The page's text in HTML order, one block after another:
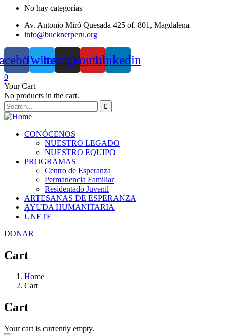
No hay categorías
Av. Antonio Miró Quesada 425 of. 801, Magdalena
info@bucknerperu.org
TwitterInstagramYoutubeLinkedin
0
Your Cart
No products in the cart.
CONÓCENOS
NUESTRO LEGADO
NUESTRO EQUIPO
PROGRAMAS
Centro de Esperanza
Permanencia Familiar
Residentado Juvenil
ARTESANAS DE ESPERANZA
AYUDA HUMANITARIA
ÚNETE
DONAR
Cart
Home
Cart
Cart
Your cart is currently empty.